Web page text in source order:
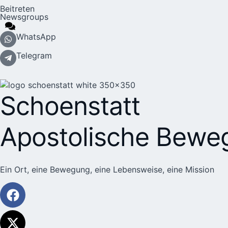
Beitreten
Newsgroups
WhatsApp
Telegram
Schoenstatt
Apostolische
Ein Ort, eine Bewegung, eine Lebensweise, eine Mission